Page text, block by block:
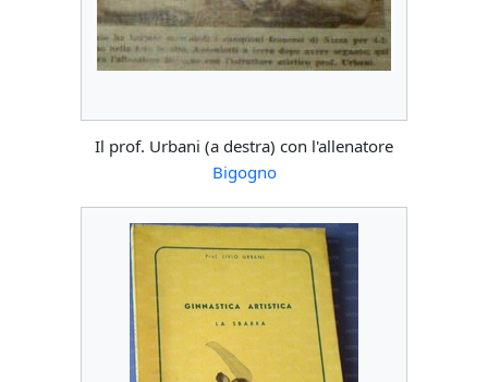
Il prof. Urbani (a destra) con l'allenatore
Bigogno